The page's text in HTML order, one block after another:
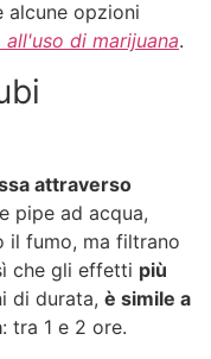
alcune opzioni
di marijuana.
attraverso
pipe ad acqua,
il fumo, ma filtrano
che gli effetti più
di durata, è simile a
: tra 1 e 2 ore.